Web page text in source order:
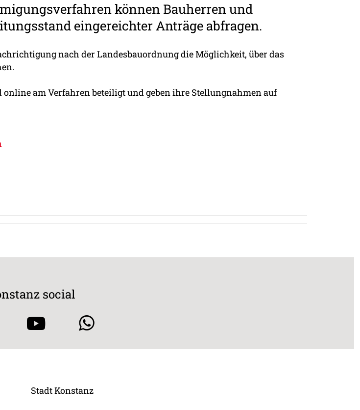
können Bauherren und
eingereichter Anträge abfragen.
nach der Landesbauordnung die Möglichkeit, über das
am Verfahren beteiligt und geben ihre Stellungnahmen auf
social
Stadt Konstanz